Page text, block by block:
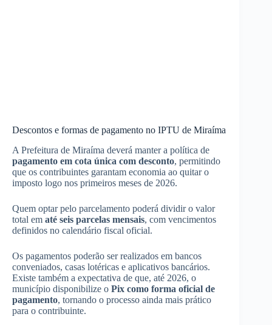
Descontos e formas de pagamento no IPTU de Miraíma
A Prefeitura de Miraíma deverá manter a política de
pagamento em cota única com desconto, permitindo
que os contribuintes garantam economia ao quitar o
imposto logo nos primeiros meses de 2026.
Quem optar pelo parcelamento poderá dividir o valor
total em até seis parcelas mensais, com vencimentos
definidos no calendário fiscal oficial.
Os pagamentos poderão ser realizados em bancos
conveniados, casas lotéricas e aplicativos bancários.
Existe também a expectativa de que, até 2026, o
município disponibilize o Pix como forma oficial de
pagamento, tornando o processo ainda mais prático
para o contribuinte.